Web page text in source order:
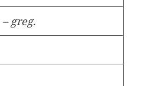
– greg.